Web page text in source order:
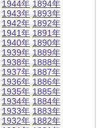
1944年
1943年
1942年
1941年
1940年
1939年
1938年
1937年
1936年
1935年
1934年
1933年
1932年
1894年
1893年
1892年
1891年
1890年
1889年
1888年
1887年
1886年
1885年
1884年
1883年
1882年